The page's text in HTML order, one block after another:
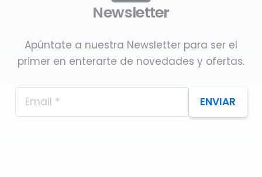
Newsletter
Apúntate a nuestra Newsletter para ser el
primer en enterarte de novedades y ofertas.
ENVIAR